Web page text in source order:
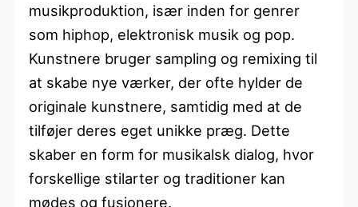
musikproduktion, især inden for genrer
som hiphop, elektronisk musik og pop.
Kunstnere bruger sampling og remixing til
at skabe nye værker, der ofte hylder de
originale kunstnere, samtidig med at de
tilføjer deres eget unikke præg. Dette
skaber en form for musikalsk dialog, hvor
forskellige stilarter og traditioner kan
mødes og fusionere.